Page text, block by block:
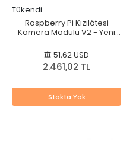
Tükendi
Raspberry Pi Kızılötesi
Kamera Modülü V2 - Yeni
51,62 USD
2.461,02 TL
Stokta Yok